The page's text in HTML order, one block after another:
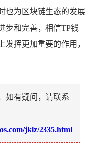
也为区块链生态的发展
步和完善，相信TP钱
发挥更加重要的作用，
如有疑问，请联系
jklz/2335.html